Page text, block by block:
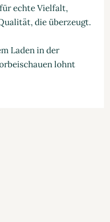
echte Vielfalt,
die überzeugt.
Laden in der
lohnt